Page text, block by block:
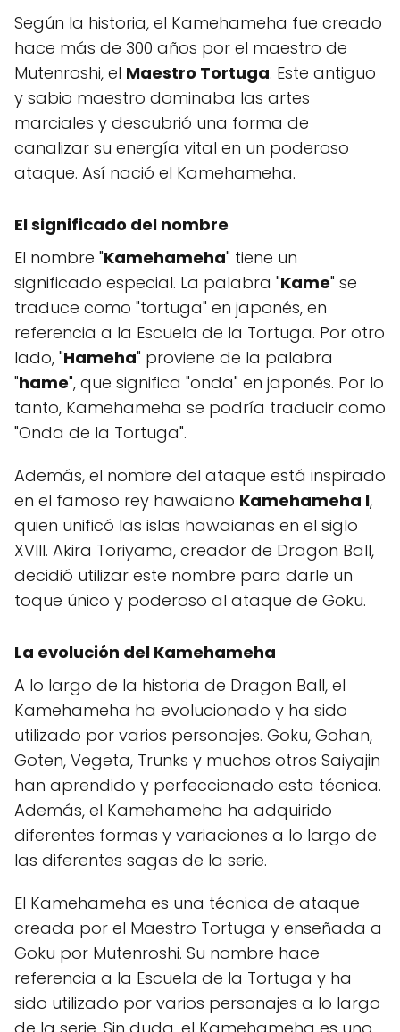
Según la historia, el Kamehameha fue creado
hace más de 300 años por el maestro de
Mutenroshi, el Maestro Tortuga. Este antiguo
y sabio maestro dominaba las artes
marciales y descubrió una forma de
canalizar su energía vital en un poderoso
ataque. Así nació el Kamehameha.
El significado del nombre
El nombre "Kamehameha" tiene un
significado especial. La palabra "Kame" se
traduce como "tortuga" en japonés, en
referencia a la Escuela de la Tortuga. Por otro
lado, "Hameha" proviene de la palabra
"hame", que significa "onda" en japonés. Por lo
tanto, Kamehameha se podría traducir como
"Onda de la Tortuga".
Además, el nombre del ataque está inspirado
en el famoso rey hawaiano Kamehameha I,
quien unificó las islas hawaianas en el siglo
XVIII. Akira Toriyama, creador de Dragon Ball,
decidió utilizar este nombre para darle un
toque único y poderoso al ataque de Goku.
La evolución del Kamehameha
A lo largo de la historia de Dragon Ball, el
Kamehameha ha evolucionado y ha sido
utilizado por varios personajes. Goku, Gohan,
Goten, Vegeta, Trunks y muchos otros Saiyajin
han aprendido y perfeccionado esta técnica.
Además, el Kamehameha ha adquirido
diferentes formas y variaciones a lo largo de
las diferentes sagas de la serie.
El Kamehameha es una técnica de ataque
creada por el Maestro Tortuga y enseñada a
Goku por Mutenroshi. Su nombre hace
referencia a la Escuela de la Tortuga y ha
sido utilizado por varios personajes a lo largo